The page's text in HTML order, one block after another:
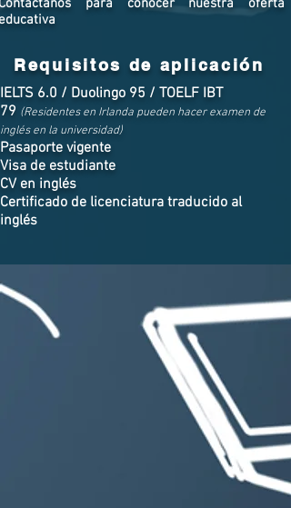
para conocer nuestra oferta
Requisitos de aplicación
IELTS 6.0 / Duolingo 95 / TOELF IBT
79 (Residentes en Irlanda pueden hacer examen de
inglés en la universidad)
Pasaporte vigente
Visa de estudiante
CV en inglés
Certificado de licenciatura traducido al
inglés